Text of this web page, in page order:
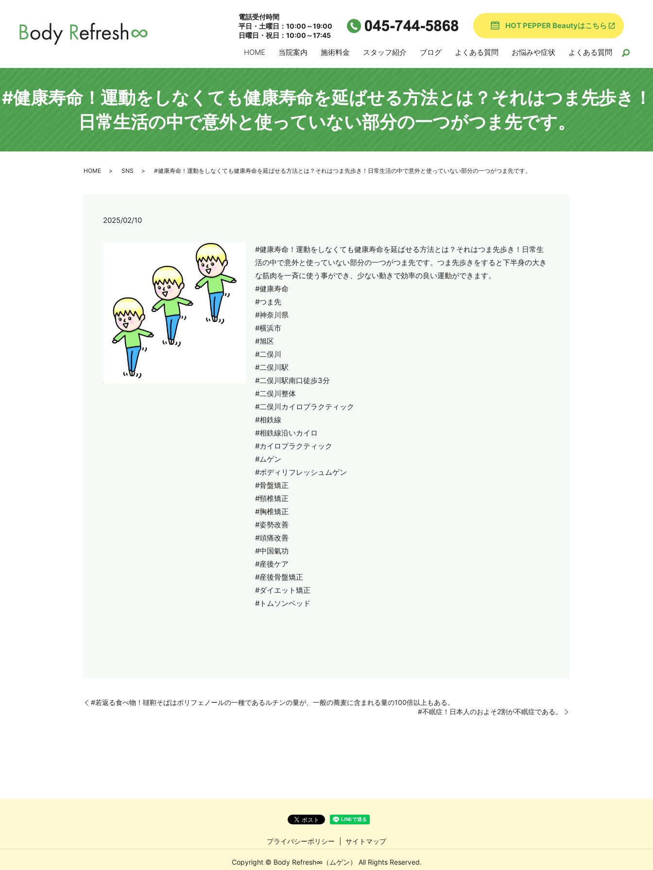
電話受付時間
平日・土曜日：10:00～19:00
日曜日・祝日：10:00～17:45
HOT PEPPER Beautyはこちら
HOME 当院案内 施術料金 スタッフ紹介 ブログ よくある質問 お悩みや症状 よくある質問
#健康寿命！運動をしなくても健康寿命を延ばせる方法とは？それはつま先歩き！
日常生活の中で意外と使っていない部分の一つがつま先です。
HOME SNS #健康寿命！運動をしなくても健康寿命を延ばせる方法とは？それはつま先歩き！日常生活の中で意外と使っていない部分の一つがつま先です。
2025/02/10
#健康寿命！運動をしなくても健康寿命を延ばせる方法とは？それはつま先歩き！日常生
活の中で意外と使っていない部分の一つがつま先です。つま先歩きをすると下半身の大き
な筋肉を一斉に使う事ができ、少ない動きで効率の良い運動ができます。
#健康寿命
#つま先
#神奈川県
#横浜市
#旭区
#二俣川
#二俣川駅
#二俣川駅南口徒歩3分
#二俣川整体
#二俣川カイロプラクティック
#相鉄線
#相鉄線沿いカイロ
#カイロプラクティック
#ムゲン
#ボディリフレッシュムゲン
#骨盤矯正
#頸椎矯正
#胸椎矯正
#姿勢改善
#頭痛改善
#中国氣功
#産後ケア
#産後骨盤矯正
#ダイエット矯正
#トムソンベッド
#若返る食べ物！韃靼そばはポリフェノールの一種であるルチンの量が、一般の蕎麦に含まれる量の100倍以上もある。
#不眠症！日本人のおよそ2割が不眠症である。
プライバシーポリシー サイトマップ
Copyright © Body Refresh∞（ムゲン） All Rights Reserved.